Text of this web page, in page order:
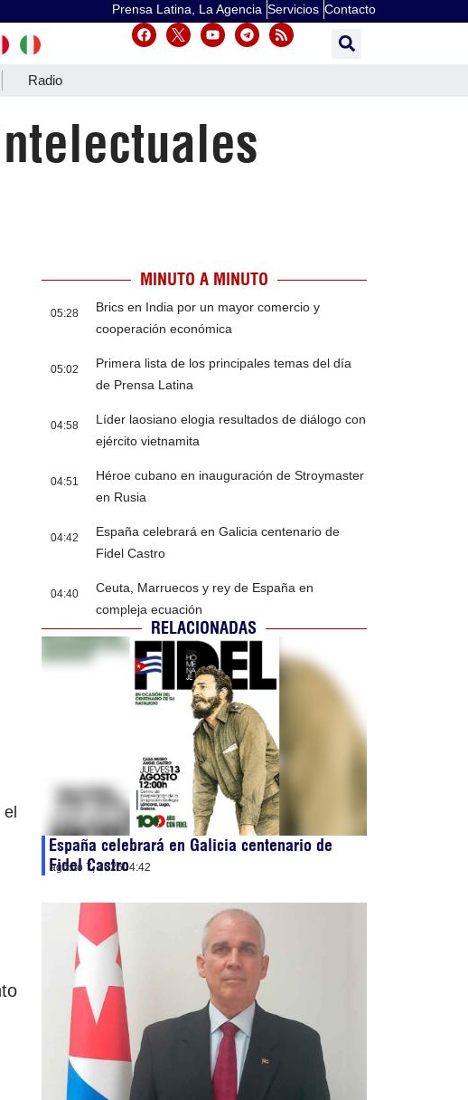
Prensa Latina, La Agencia Servicios Contacto
Radio
MINUTO A MINUTO
05:28
Brics en India por un mayor comercio y
cooperación económica
05:02
Primera lista de los principales temas del día
de Prensa Latina
04:58
Líder laosiano elogia resultados de diálogo con
ejército vietnamita
04:51
Héroe cubano en inauguración de Stroymaster
en Rusia
04:42
España celebrará en Galicia centenario de
Fidel Castro
04:40
Ceuta, Marruecos y rey de España en
compleja ecuación
RELACIONADAS
España celebrará en Galicia centenario de
Fidel Castro
agosto 7, 202604:42